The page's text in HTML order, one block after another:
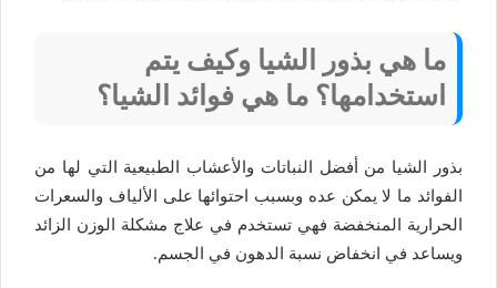
ما هي بذور الشيا وكيف يتم
استخدامها؟ ما هي فوائد الشيا؟
بذور الشيا من أفضل النباتات والأعشاب الطبيعية التي لها من
الفوائد ما لا يمكن عده وبسبب احتوائها على الألياف والسعرات
الحرارية المنخفضة فهي تستخدم في علاج مشكلة الوزن الزائد
ويساعد في انخفاض نسبة الدهون في الجسم.